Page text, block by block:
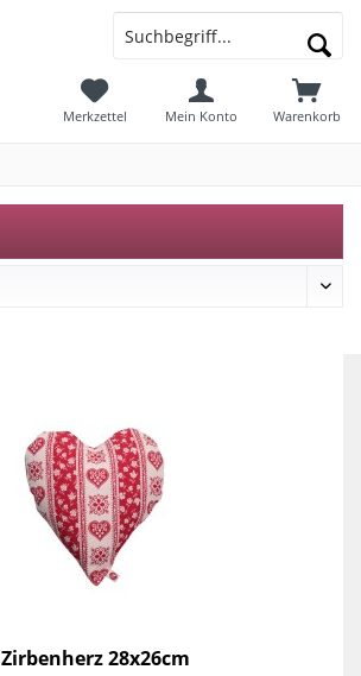
Warenkorb
Merkzettel Mein Konto
Zirbenherz 28x26cm